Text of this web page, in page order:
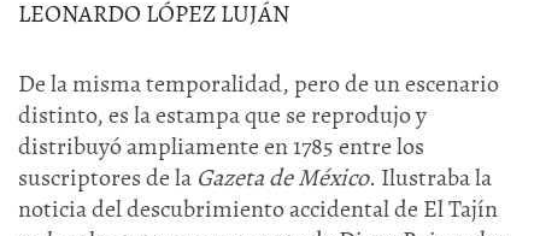
LEONARDO LÓPEZ LUJÁN
De la misma temporalidad, pero de un escenario
distinto, es la estampa que se reprodujo y
distribuyó ampliamente en 1785 entre los
suscriptores de la Gazeta de México. Ilustraba la
noticia del descubrimiento accidental de El Tajín